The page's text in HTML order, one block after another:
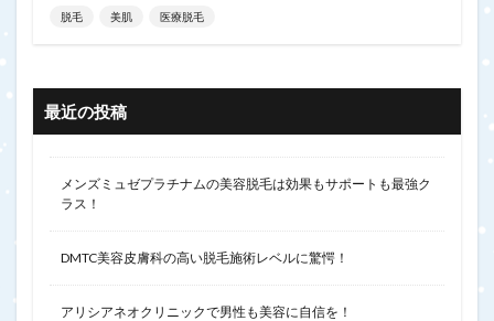
脱毛 美肌 医療脱毛
最近の投稿
メンズミュゼプラチナムの美容脱毛は効果もサポートも最強ク
ラス！
DMTC美容皮膚科の高い脱毛施術レベルに驚愕！
アリシアネオクリニックで男性も美容に自信を！